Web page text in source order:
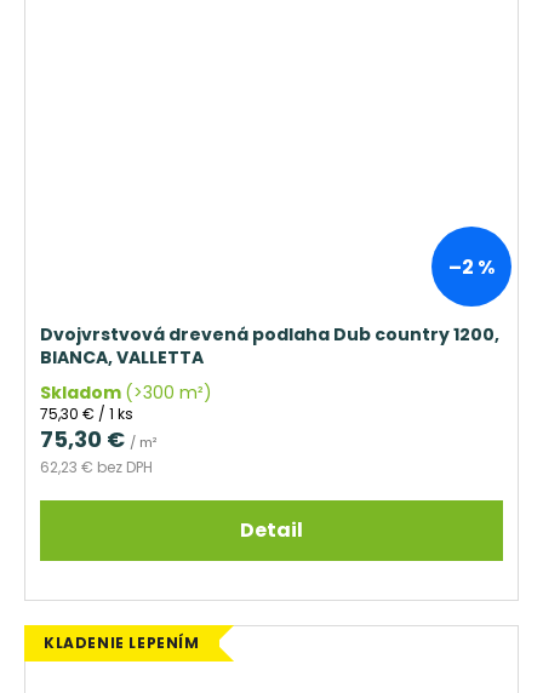
–2 %
Dvojvrstvová drevená podlaha Dub country 1200,
BIANCA, VALLETTA
Skladom (>300 m²)
62,23 € bez DPH
75,30 € / m²
Jednotková
cena:
75,30 € / 1 ks
Detail
KLADENIE LEPENÍM